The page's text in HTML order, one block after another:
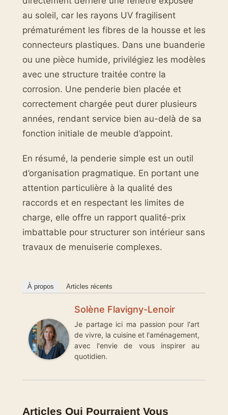
au soleil, car les rayons UV fragilisent
prématurément les fibres de la housse et les
connecteurs plastiques. Dans une buanderie
ou une pièce humide, privilégiez les modèles
avec une structure traitée contre la
corrosion. Une penderie bien placée et
correctement chargée peut durer plusieurs
années, rendant service bien au-delà de sa
fonction initiale de meuble d’appoint.
En résumé, la penderie simple est un outil
d’organisation pragmatique. En portant une
attention particulière à la qualité des
raccords et en respectant les limites de
charge, elle offre un rapport qualité-prix
imbattable pour structurer son intérieur sans
travaux de menuiserie complexes.
À propos Articles récents
Solène Flavigny-Lenoir
Je partage ici ma passion pour l'art
de vivre, la cuisine et l'aménagement,
avec l'envie de vous inspirer au
quotidien.
Articles Qui Pourraient Vous